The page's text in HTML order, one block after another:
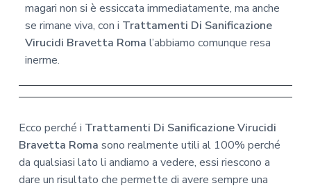
magari non si è essiccata immediatamente, ma anche
se rimane viva, con i Trattamenti Di Sanificazione
Virucidi Bravetta Roma l’abbiamo comunque resa
inerme.
Ecco perché i Trattamenti Di Sanificazione Virucidi
Bravetta Roma sono realmente utili al 100% perché
da qualsiasi lato li andiamo a vedere, essi riescono a
dare un risultato che permette di avere sempre una